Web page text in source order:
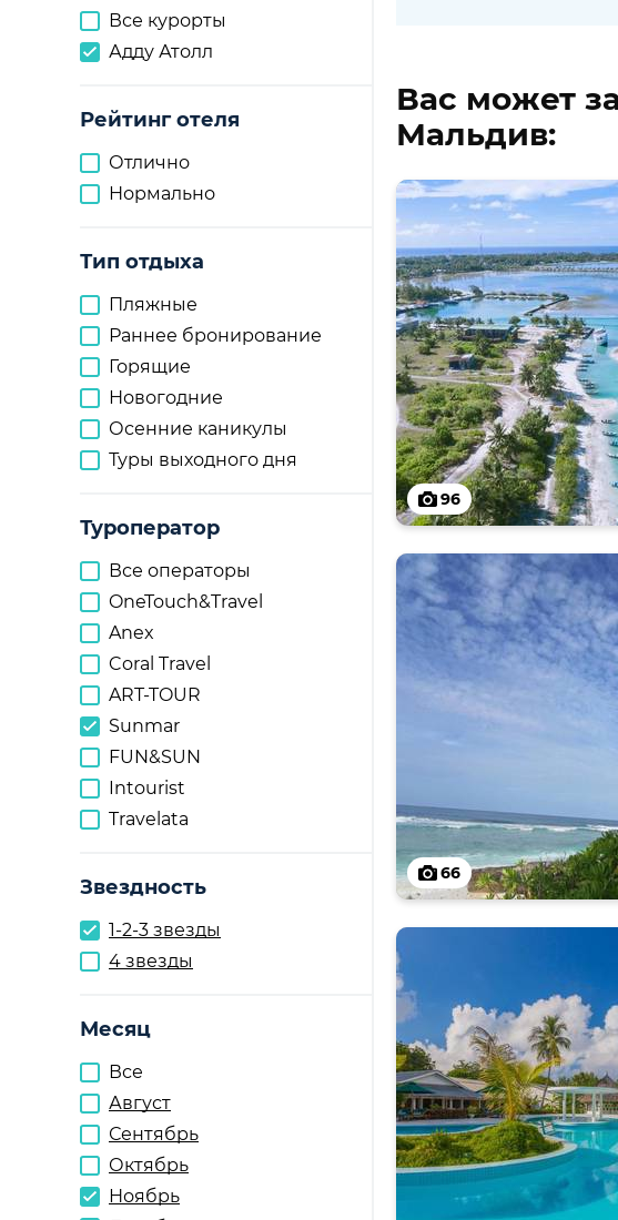
Все курорты
Адду Атолл
Рейтинг отеля
Отлично
Нормально
Тип отдыха
Пляжные
Раннее бронирование
Горящие
Новогодние
Осенние каникулы
Туры выходного дня
Туроператор
Все операторы
OneTouch&Travel
Anex
Coral Travel
ART-TOUR
Sunmar
FUN&SUN
Intourist
Travelata
Звездность
1-2-3 звезды
4 звезды
Месяц
Все
Август
Сентябрь
Октябрь
Ноябрь
Вас может
Мальдив:
96
66